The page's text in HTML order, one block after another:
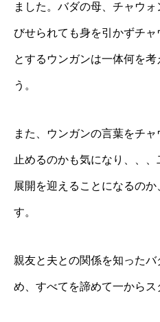
ました。バダの母、チャウ
びせられても身を引かずチ
とするウンガンは一体何を
う。
また、ウンガンの言葉をチ
止めるのかも気になり、、
展開を迎えることになるの
す。
親友と夫との関係を知った
め、すべてを諦めて一からス